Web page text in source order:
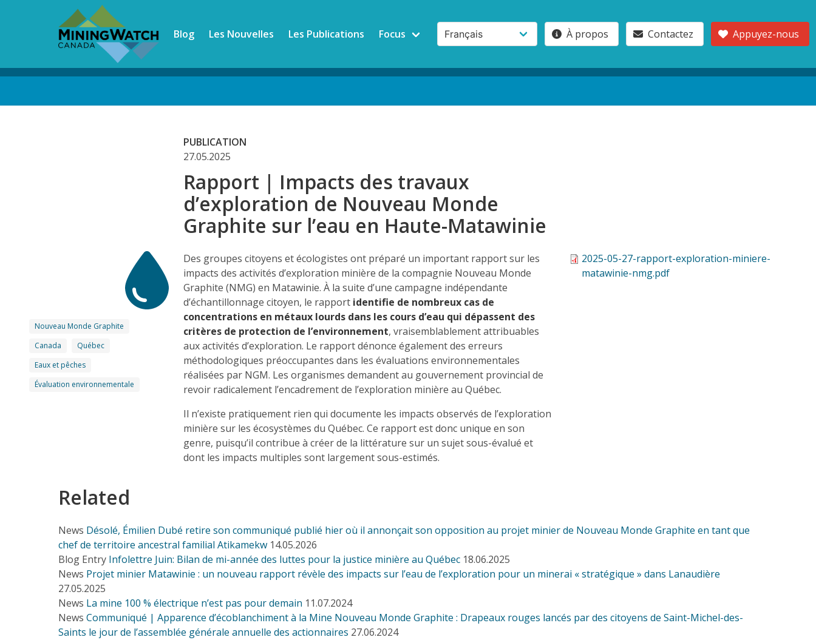
Blog Les Nouvelles Les Publications Focus À propos Contactez Appuyez-nous
PUBLICATION
27.05.2025
Rapport | Impacts des travaux
d’exploration de Nouveau Monde
Graphite sur l’eau en Haute-Matawinie
Nouveau Monde Graphite
Canada
Québec
Eaux et pêches
Évaluation environnementale
Des groupes citoyens et écologistes ont préparé un important rapport sur les
impacts des activités d’exploration minière de la compagnie Nouveau Monde
Graphite (NMG) en Matawinie. À la suite d’une campagne indépendante
d’échantillonnage citoyen, le rapport identifie de nombreux cas de
concentrations en métaux lourds dans les cours d’eau qui dépassent des
critères de protection de l’environnement, vraisemblablement attribuables
aux activités d’exploration. Le rapport dénonce également des erreurs
méthodologiques préoccupantes dans les évaluations environnementales
réalisées par NGM. Les organismes demandent au gouvernement provincial de
revoir radicalement l’encadrement de l’exploration minière au Québec.
Il n’existe pratiquement rien qui documente les impacts observés de l’exploration
minière sur les écosystèmes du Québec. Ce rapport est donc unique en son
genre, puisqu’il contribue à créer de la littérature sur un sujet sous-évalué et
dont les impacts multiples sont largement sous-estimés.
2025-05-27-rapport-exploration-miniere-
matawinie-nmg.pdf
Related
News Désolé, Émilien Dubé retire son communiqué publié hier où il annonçait son opposition au projet minier de Nouveau Monde Graphite en tant que
chef de territoire ancestral familial Atikamekw 14.05.2026
Blog Entry Infolettre Juin: Bilan de mi-année des luttes pour la justice minière au Québec 18.06.2025
News Projet minier Matawinie : un nouveau rapport révèle des impacts sur l’eau de l’exploration pour un minerai « stratégique » dans Lanaudière
27.05.2025
News La mine 100 % électrique n’est pas pour demain 11.07.2024
News Communiqué | Apparence d’écoblanchiment à la Mine Nouveau Monde Graphite : Drapeaux rouges lancés par des citoyens de Saint-Michel-des-
Saints le jour de l’assemblée générale annuelle des actionnaires 27.06.2024